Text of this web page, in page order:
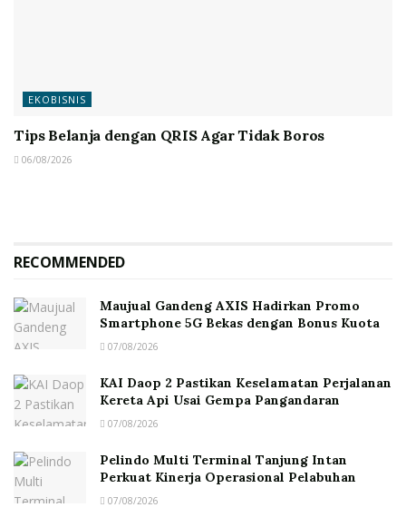
EKOBISNIS
Tips Belanja dengan QRIS Agar Tidak Boros
06/08/2026
RECOMMENDED
Maujual Gandeng AXIS Hadirkan Promo
Smartphone 5G Bekas dengan Bonus Kuota
07/08/2026
KAI Daop 2 Pastikan Keselamatan Perjalanan
Kereta Api Usai Gempa Pangandaran
07/08/2026
Pelindo Multi Terminal Tanjung Intan
Perkuat Kinerja Operasional Pelabuhan
07/08/2026